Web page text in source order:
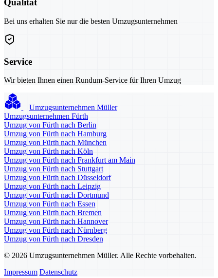
Qualität
Bei uns erhalten Sie nur die besten Umzugsunternehmen
Service
Wir bieten Ihnen einen Rundum-Service für Ihren Umzug
Umzugsunternehmen Müller
Umzugsunternehmen Fürth
Umzug von Fürth nach Berlin
Umzug von Fürth nach Hamburg
Umzug von Fürth nach München
Umzug von Fürth nach Köln
Umzug von Fürth nach Frankfurt am Main
Umzug von Fürth nach Stuttgart
Umzug von Fürth nach Düsseldorf
Umzug von Fürth nach Leipzig
Umzug von Fürth nach Dortmund
Umzug von Fürth nach Essen
Umzug von Fürth nach Bremen
Umzug von Fürth nach Hannover
Umzug von Fürth nach Nürnberg
Umzug von Fürth nach Dresden
© 2026 Umzugsunternehmen Müller. Alle Rechte vorbehalten.
Impressum Datenschutz